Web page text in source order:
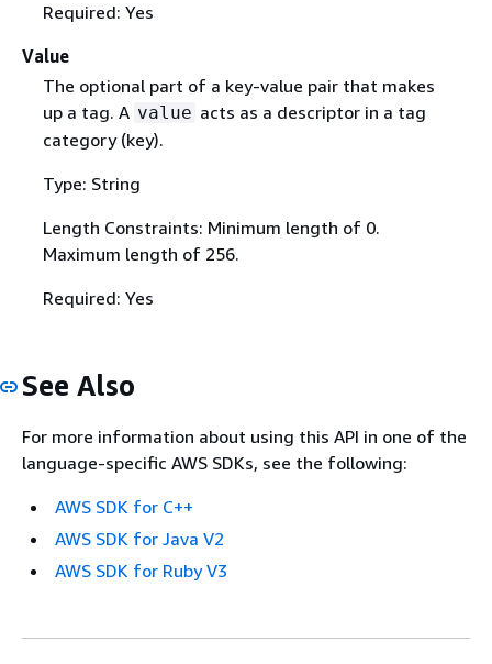
Required: Yes
Value
The optional part of a key-value pair that makes
up a tag. A value acts as a descriptor in a tag
category (key).
Type: String
Length Constraints: Minimum length of 0.
Maximum length of 256.
Required: Yes
See Also
For more information about using this API in one of the
language-specific AWS SDKs, see the following:
AWS SDK for C++
AWS SDK for Java V2
AWS SDK for Ruby V3